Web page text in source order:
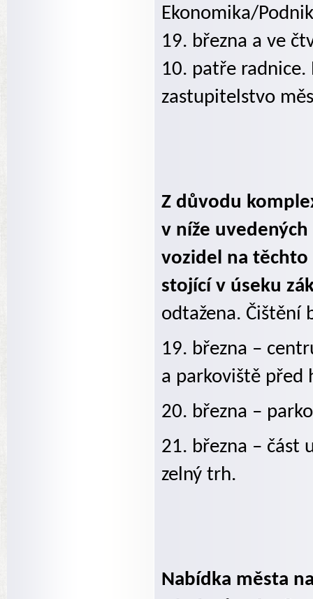
Ekonomika/
19. března a ve
10. patře
zastupitelstvo
Z důvodu
v níže
vozidel na těchto
stojící v úseku
odtažena. Čištění
19. března –
a parkoviště před
20. března –
21. března – část
zelný trh.
Nabídka města